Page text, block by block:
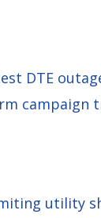
DTE
campaign
utility